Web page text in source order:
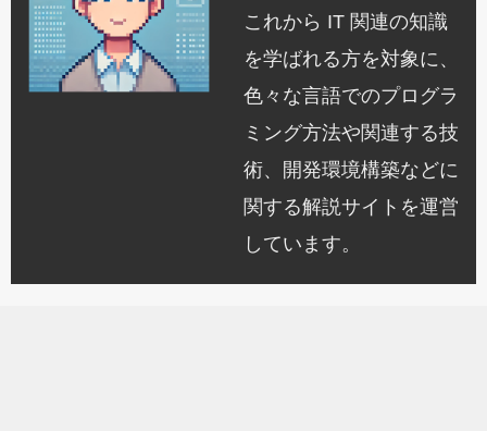
これから IT 関連の知識
を学ばれる方を対象に、
色々な言語でのプログラ
ミング方法や関連する技
術、開発環境構築などに
関する解説サイトを運営
しています。